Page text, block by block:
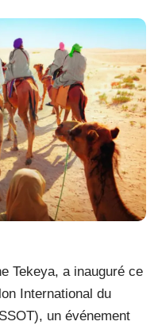
Tekeya, a inauguré ce
International du
un événement